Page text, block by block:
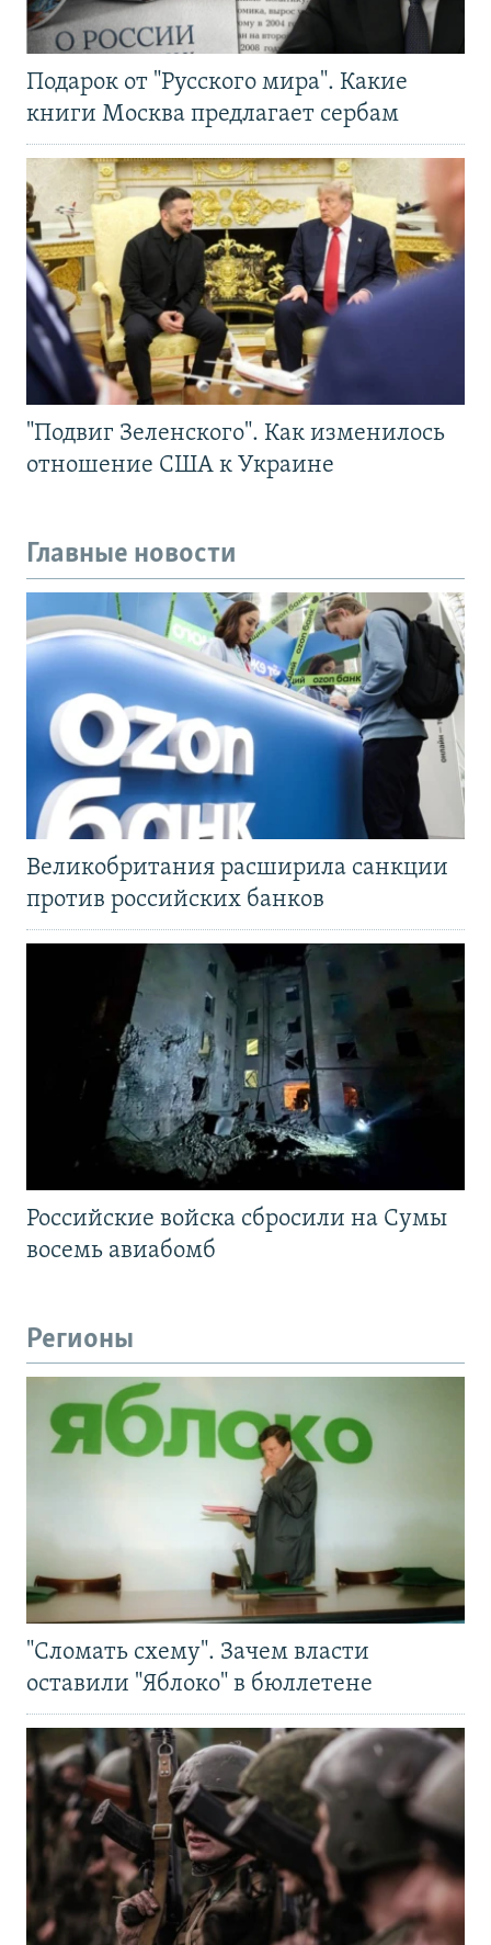
Подарок от "Русского мира". Какие
книги Москва предлагает сербам
"Подвиг Зеленского". Как изменилось
отношение США к Украине
Главные новости
Великобритания расширила санкции
против российских банков
Российские войска сбросили на Сумы
восемь авиабомб
Регионы
"Сломать схему". Зачем власти
оставили "Яблоко" в бюллетене